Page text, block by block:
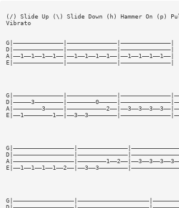
(/) Slide Up (\) Slide Down (h) Hammer On (p)
Vibrato
G|——————————————|——————————————|——————————————|
D|——————————————|——————————————|——————————————|
A|——1——1——1——1——|——1——1——1——1——|——1——1——1——1——|
E|——————————————|——————————————|——————————————|